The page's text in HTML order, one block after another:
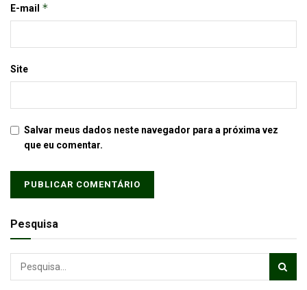
E-mail *
Site
Salvar meus dados neste navegador para a próxima vez
que eu comentar.
Pesquisa